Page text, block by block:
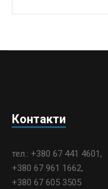
Контакти
тел.: +380 67 441 4601,
+380 67 961 1662,
+380 67 605 3505